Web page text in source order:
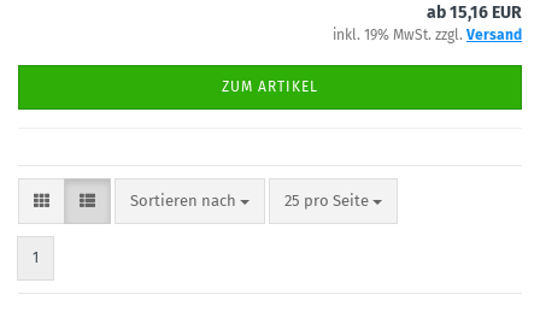
ab 15,16 EUR
inkl. 19% MwSt. zzgl. Versand
ZUM ARTIKEL
Sortieren nach
Sortieren nach 25 pro Seite
pro Seite
1